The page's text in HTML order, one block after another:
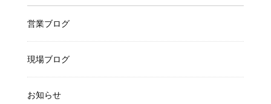
営業ブログ
現場ブログ
お知らせ